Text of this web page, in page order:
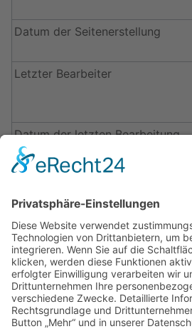
Datum der Seitenerstellung
Letzter Bearbeiter
Datum der letzten Bearbeitung
Gesamtzahl der Bearbeitungen
Gesamtzahl unterschiedlicher
Autoren
Anzahl der kürzlich erfolgten
Bearbeitungen (in den letzten 90
Tagen)
Anzahl unterschiedlicher Autoren
der kürzlich erfolgten